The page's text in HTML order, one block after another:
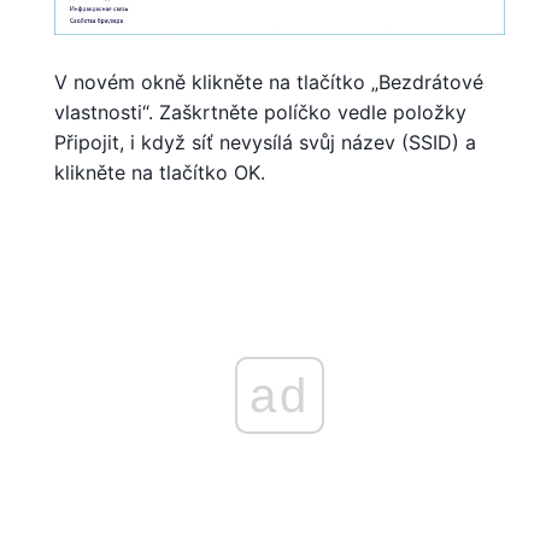
V novém okně klikněte na tlačítko „Bezdrátové
vlastnosti“. Zaškrtněte políčko vedle položky
Připojit, i když síť nevysílá svůj název (SSID) a
klikněte na tlačítko OK.
ad